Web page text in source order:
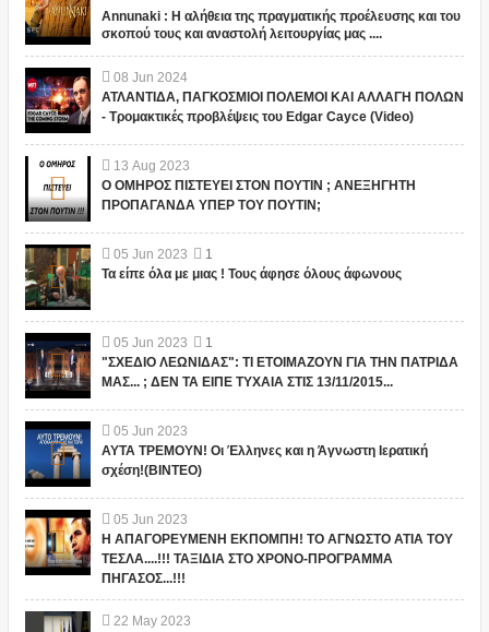
Annunaki : Η αλήθεια της πραγματικής προέλευσης και του
σκοπού τους και αναστολή λειτουργίας μας ....
08 Jun 2024
ΑΤΛΑΝΤΙΔΑ, ΠΑΓΚΟΣΜΙΟΙ ΠΟΛΕΜΟΙ ΚΑΙ ΑΛΛΑΓΗ ΠΟΛΩΝ
- Τρομακτικές προβλέψεις του Edgar Cayce (Video)
13 Aug 2023
Ο ΟΜΗΡΟΣ ΠΙΣΤΕΥΕΙ ΣΤΟΝ ΠΟΥΤΙΝ ; ΑΝΕΞΗΓΗΤΗ
ΠΡΟΠΑΓΑΝΔΑ ΥΠΕΡ ΤΟΥ ΠΟΥΤΙΝ;
05 Jun 2023
1
Τα είπε όλα με μιας ! Τους άφησε όλους άφωνους
05 Jun 2023
1
"ΣΧΕΔΙΟ ΛΕΩΝΙΔΑΣ": ΤΙ ΕΤΟΙΜΑΖΟΥΝ ΓΙΑ ΤΗΝ ΠΑΤΡΙΔΑ
ΜΑΣ... ; ΔΕΝ ΤΑ ΕΙΠΕ ΤΥΧΑΙΑ ΣΤΙΣ 13/11/2015...
05 Jun 2023
ΑΥΤΑ ΤΡΕΜΟΥΝ! Οι Έλληνες και η Άγνωστη Ιερατική
σχέση!(ΒΙΝΤΕΟ)
05 Jun 2023
Η ΑΠΑΓΟΡΕΥΜΕΝΗ ΕΚΠΟΜΠΗ! ΤΟ ΑΓΝΩΣΤΟ ΑΤΙΑ ΤΟΥ
ΤΕΣΛΑ....!!! ΤΑΞΙΔΙΑ ΣΤΟ ΧΡΟΝΟ-ΠΡΟΓΡΑΜΜΑ
ΠΗΓΑΣΟΣ...!!!
22 May 2023